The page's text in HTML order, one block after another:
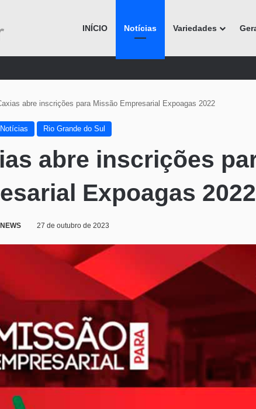
INÍCIO Notícias Variedades
abre inscrições para Missão Empresarial Expoagas 2022
Notícias Rio Grande do Sul
abre inscrições
Expoagas 2022
NEWS 27 de outubro de 2023